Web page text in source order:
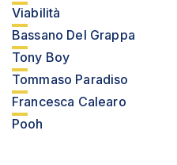
Viabilità
Bassano Del Grappa
Tony Boy
Tommaso Paradiso
Francesca Calearo
Pooh